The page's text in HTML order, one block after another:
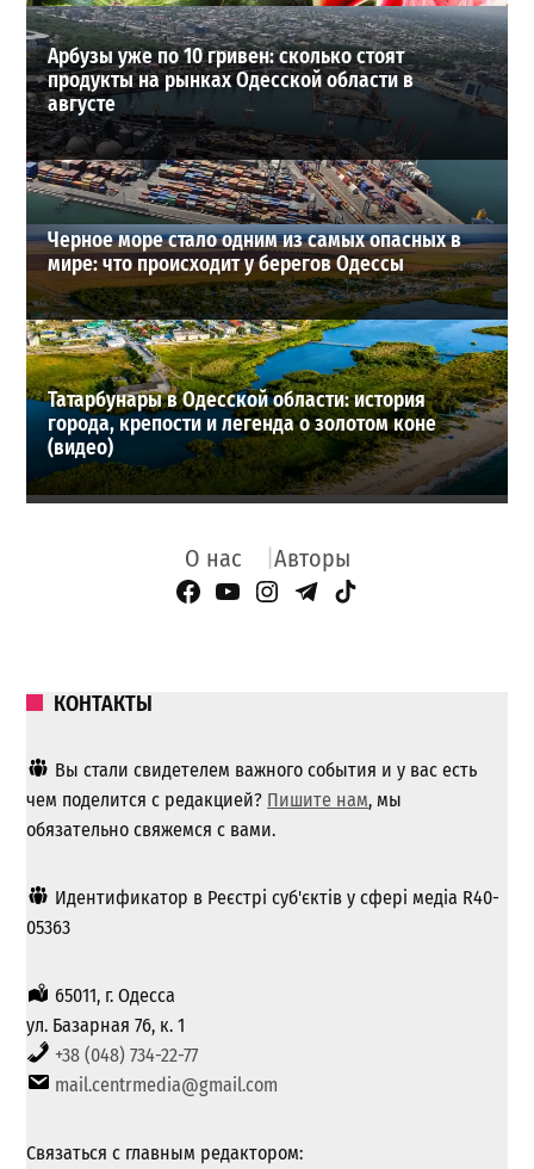
Арбузы уже по 10 гривен: сколько стоят
продукты на рынках Одесской области в
августе
Черное море стало одним из самых опасных в
мире: что происходит у берегов Одессы
Татарбунары в Одесской области: история
города, крепости и легенда о золотом коне
(видео)
О нас Авторы
Facebook Page
YouTube
Instagram
Telegram
TikTok
КОНТАКТЫ
Вы стали свидетелем важного события и у вас есть
чем поделится с редакцией? Пишите нам, мы
обязательно свяжемся с вами.
Идентификатор в Реєстрі суб'єктів у сфері медіа R40-
05363
65011, г. Одесса
ул. Базарная 76, к. 1
+38 (048) 734-22-77
mail.centrmedia@gmail.com
Связаться с главным редактором: